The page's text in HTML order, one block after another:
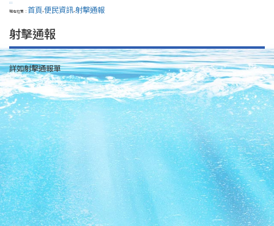
:::
現在位置： 首頁>便民資訊>射擊通報
射擊通報
詳如射擊通報單